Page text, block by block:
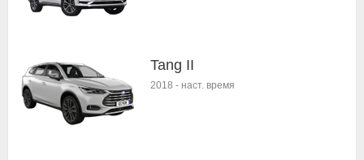
Tang II
2018 - наст. время